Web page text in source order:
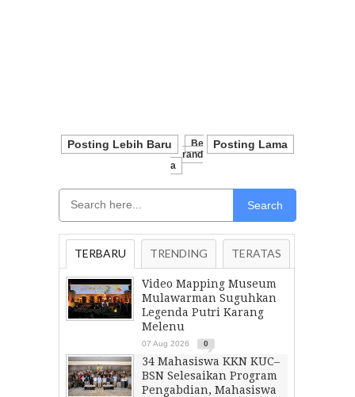
Posting Lebih Baru Posting Lama
Be
Rand
A
Search
TERBARU TRENDING TERATAS
Video Mapping Museum
Mulawarman Suguhkan
Legenda Putri Karang
Melenu
07 Aug 2026 0
34 Mahasiswa KKN KUC–
BSN Selesaikan Program
Pengabdian, Mahasiswa